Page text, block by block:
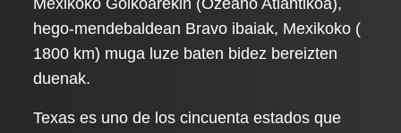
Mexikoko Golkoarekin (Ozeano Atlantikoa),
hego-mendebaldean Bravo ibaiak, Mexikoko (
1800 km) muga luze baten bidez bereizten
duenak.
Texas es uno de los cincuenta estados que